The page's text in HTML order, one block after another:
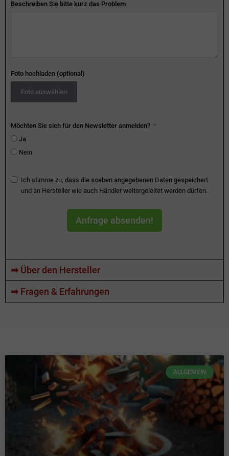
Beschreiben Sie bitte kurz das Problem
Foto hochladen (optional)
Foto auswählen
Möchten Sie sich für den Newsletter anmelden?
Ja
Nein
Ich stimme zu, dass die soeben angegebenen Daten gespeichert
und an Hersteller wie auch Händler weitergeleitet werden dürfen.
Anfrage absenden!
➡ Über den Hersteller
➡ Fragen & Erfahrungen
ALLGEMEIN